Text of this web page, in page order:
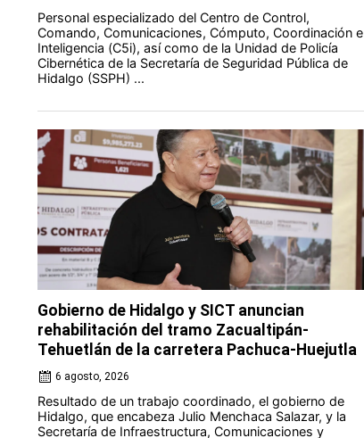
Personal especializado del Centro de Control,
Comando, Comunicaciones, Cómputo, Coordinación e
Inteligencia (C5i), así como de la Unidad de Policía
Cibernética de la Secretaría de Seguridad Pública de
Hidalgo (SSPH) ...
Gobierno de Hidalgo y SICT anuncian
rehabilitación del tramo Zacualtipán-
Tehuetlán de la carretera Pachuca-Huejutla
6 agosto, 2026
Resultado de un trabajo coordinado, el gobierno de
Hidalgo, que encabeza Julio Menchaca Salazar, y la
Secretaría de Infraestructura, Comunicaciones y